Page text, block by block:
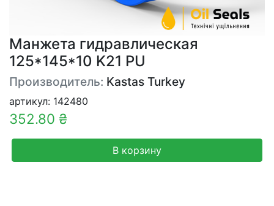
Манжета гидравлическая
125*145*10 K21 PU
Производитель: Kastas Turkey
артикул: 142480
352.80 ₴
В корзину